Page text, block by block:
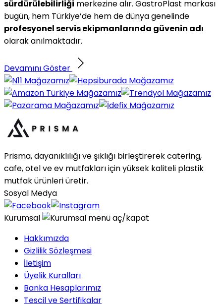
sürdürülebilirliği merkezine alır. GastroPlast markası
bugün, hem Türkiye’de hem de dünya genelinde
profesyonel servis ekipmanlarında güvenin adı
olarak anılmaktadır.
Devamını Göster
Prisma, dayanıklılığı ve şıklığı birleştirerek catering,
cafe, otel ve ev mutfakları için yüksek kaliteli plastik
mutfak ürünleri üretir.
Sosyal Medya
Kurumsal
Hakkımızda
Gizlilik Sözleşmesi
İletişim
Üyelik Kuralları
Banka Hesaplarımız
Tescil ve Sertifikalar